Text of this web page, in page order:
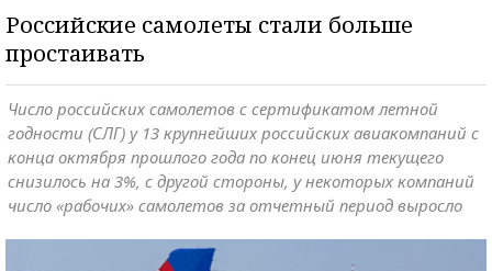
Российские самолеты стали больше
простаивать
Число российских самолетов с сертификатом летной
годности (СЛГ) у 13 крупнейших российских авиакомпаний с
конца октября прошлого года по конец июня текущего
снизилось на 3%, с другой стороны, у некоторых компаний
число «рабочих» самолетов за отчетный период выросло